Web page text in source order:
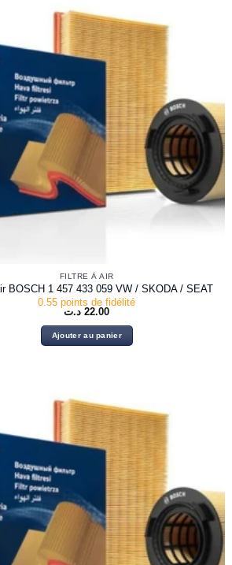
FILTRE À AIR
BOSCH 1 457 433 059 VW / SKODA / SEAT
0.55 points de fidélité
22.00 د.ت
Ajouter au panier